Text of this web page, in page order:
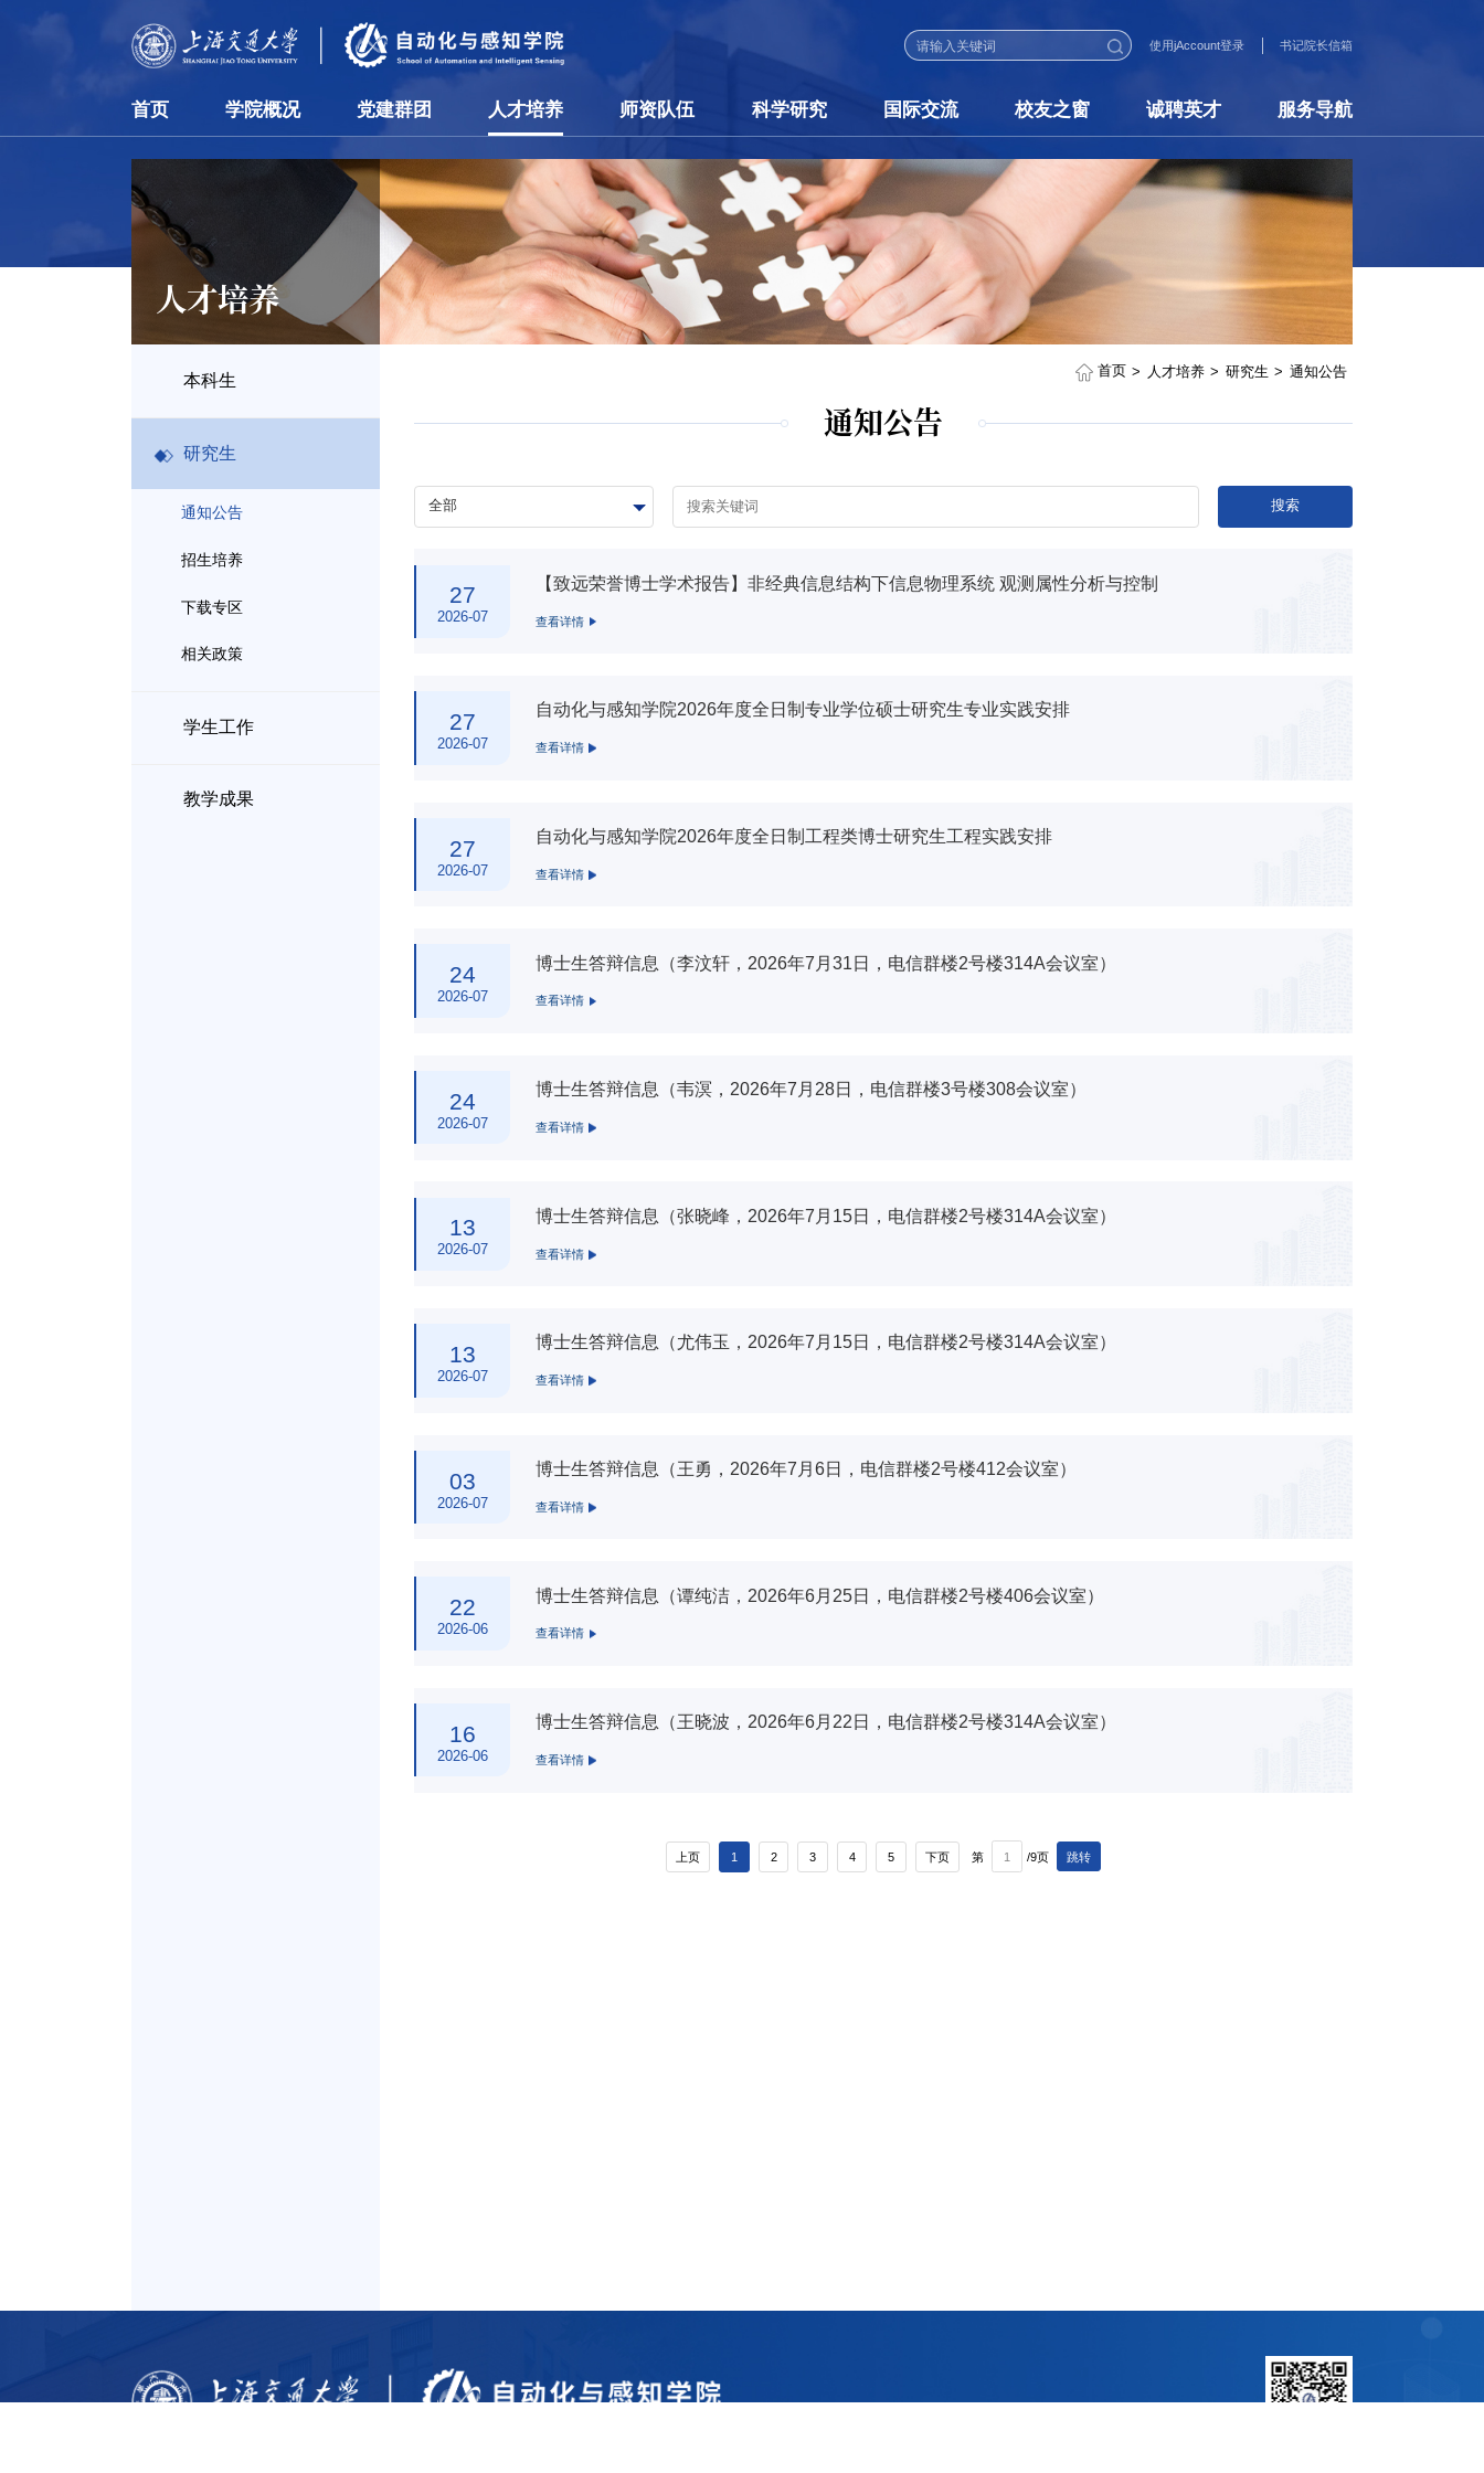
使用jAccount登录 书记院长信箱
首页 学院概况 党建群团 人才培养 师资队伍 科学研究 国际交流 校友之窗 诚聘英才 服务导航
人才培养
本科生
研究生
通知公告
招生培养
下载专区
相关政策
学生工作
教学成果
首页 > 人才培养 > 研究生 > 通知公告
通知公告
搜索
27
2026-07
【致远荣誉博士学术报告】非经典信息结构下信息物理系统 观测属性分析与控制
查看详情
27
2026-07
自动化与感知学院2026年度全日制专业学位硕士研究生专业实践安排
查看详情
27
2026-07
自动化与感知学院2026年度全日制工程类博士研究生工程实践安排
查看详情
24
2026-07
博士生答辩信息（李汶轩，2026年7月31日，电信群楼2号楼314A会议室）
查看详情
24
2026-07
博士生答辩信息（韦溟，2026年7月28日，电信群楼3号楼308会议室）
查看详情
13
2026-07
博士生答辩信息（张晓峰，2026年7月15日，电信群楼2号楼314A会议室）
查看详情
13
2026-07
博士生答辩信息（尤伟玉，2026年7月15日，电信群楼2号楼314A会议室）
查看详情
03
2026-07
博士生答辩信息（王勇，2026年7月6日，电信群楼2号楼412会议室）
查看详情
22
2026-06
博士生答辩信息（谭纯洁，2026年6月25日，电信群楼2号楼406会议室）
查看详情
16
2026-06
博士生答辩信息（王晓波，2026年6月22日，电信群楼2号楼314A会议室）
查看详情
上页 1 2 3 4 5 下页 第 /9页 跳转